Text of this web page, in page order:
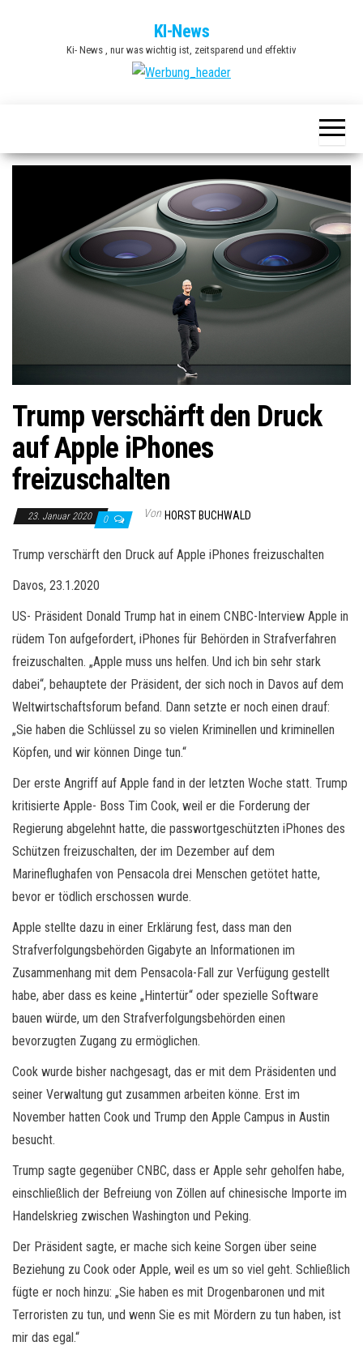
KI-News
Ki- News , nur was wichtig ist, zeitsparend und effektiv
Trump verschärft den Druck
auf Apple iPhones
freizuschalten
23. Januar 2020 0 Von HORST BUCHWALD
Trump verschärft den Druck auf Apple iPhones freizuschalten
Davos, 23.1.2020
US- Präsident Donald Trump hat in einem CNBC-Interview Apple in
rüdem Ton aufgefordert, iPhones für Behörden in Strafverfahren
freizuschalten. „Apple muss uns helfen. Und ich bin sehr stark
dabei“, behauptete der Präsident, der sich noch in Davos auf dem
Weltwirtschaftsforum befand. Dann setzte er noch einen drauf:
„Sie haben die Schlüssel zu so vielen Kriminellen und kriminellen
Köpfen, und wir können Dinge tun.“
Der erste Angriff auf Apple fand in der letzten Woche statt. Trump
kritisierte Apple- Boss Tim Cook, weil er die Forderung der
Regierung abgelehnt hatte, die passwortgeschützten iPhones des
Schützen freizuschalten, der im Dezember auf dem
Marineflughafen von Pensacola drei Menschen getötet hatte,
bevor er tödlich erschossen wurde.
Apple stellte dazu in einer Erklärung fest, dass man den
Strafverfolgungsbehörden Gigabyte an Informationen im
Zusammenhang mit dem Pensacola-Fall zur Verfügung gestellt
habe, aber dass es keine „Hintertür“ oder spezielle Software
bauen würde, um den Strafverfolgungsbehörden einen
bevorzugten Zugang zu ermöglichen.
Cook wurde bisher nachgesagt, das er mit dem Präsidenten und
seiner Verwaltung gut zusammen arbeiten könne. Erst im
November hatten Cook und Trump den Apple Campus in Austin
besucht.
Trump sagte gegenüber CNBC, dass er Apple sehr geholfen habe,
einschließlich der Befreiung von Zöllen auf chinesische Importe im
Handelskrieg zwischen Washington und Peking.
Der Präsident sagte, er mache sich keine Sorgen über seine
Beziehung zu Cook oder Apple, weil es um so viel geht. Schließlich
fügte er noch hinzu: „Sie haben es mit Drogenbaronen und mit
Terroristen zu tun, und wenn Sie es mit Mördern zu tun haben, ist
mir das egal.“